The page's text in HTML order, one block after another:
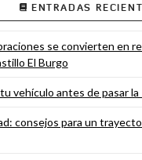
ENTRADAS
se convierten en
El Burgo
vehículo antes de pasar
consejos para un